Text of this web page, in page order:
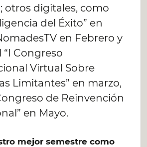
otros digitales, como
del Éxito” en
en Febrero y
“I Congreso
Virtual Sobre
Limitantes” en marzo,
de Reinvención
en Mayo.
mejor semestre como